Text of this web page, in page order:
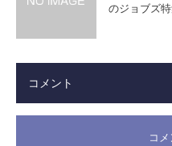
のジョブズ
コメント
コ